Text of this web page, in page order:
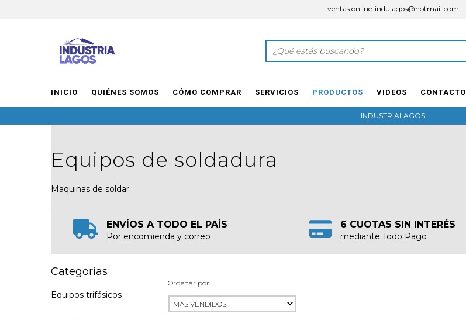
ventas.online-indulagos@hotmail.com
INICIO QUIÉNES SOMOS CÓMO COMPRAR SERVICIOS PRODUCTOS VIDEOS CONTACTO
INDUSTRIALAGOS
Equipos de soldadura
Maquinas de soldar
ENVÍOS A TODO EL PAÍS
Por encomienda y correo
6 CUOTAS SIN INTERÉS
mediante Todo Pago
Categorías
Equipos trifásicos
Ordenar por